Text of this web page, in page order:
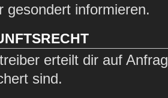
gesondert informieren.
erteilt dir auf
sind.